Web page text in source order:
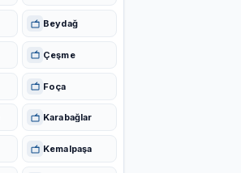
Beydağ
Çeşme
Foça
Karabağlar
Kemalpaşa